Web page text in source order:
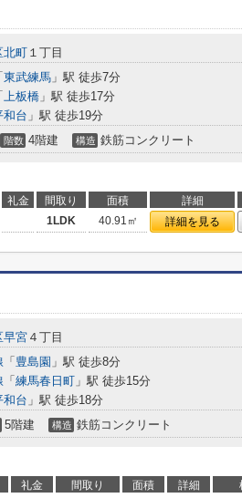
北町 １丁目
東武練馬 」駅 徒歩7分
上板橋 」駅 徒歩17分
和台 」駅 徒歩19分
階数 4階建 構造 鉄筋コンクリート
礼金 間取り 面積 詳細
1LDK 40.91㎡ 詳細を見る
早宮 ４丁目
「 豊島園 」駅 徒歩8分
「 練馬春日町 」駅 徒歩15分
和台 」駅 徒歩18分
5階建 構造 鉄筋コンクリート
礼金 間取り 面積 詳細